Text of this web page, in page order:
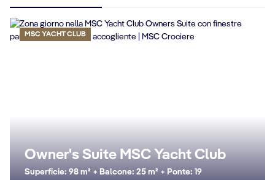
MSC YACHT CLUB
Owner's Suite MSC Yacht Club
Superficie: 98 m² + Balcone: 25 m² + Ponte: 19